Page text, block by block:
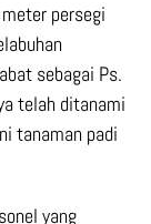
persegi
sebagai Ps.
telah ditanami
tanaman padi
yang